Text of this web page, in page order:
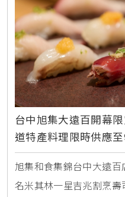
台中旭集大遠百開幕
道特產料理限時供應
旭集和食集錦台中大遠
名米其林一星吉兆割烹壽